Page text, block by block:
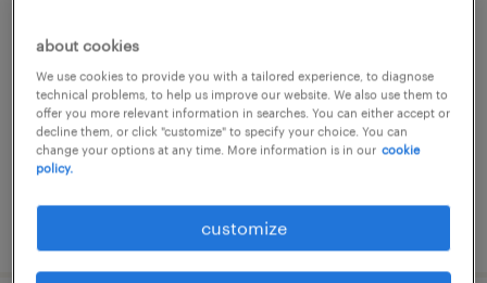
宮城県岩沼市, 宮城県
temporary
¥1200.00 per hour
about cookies
We use cookies to provide you with a tailored experience, to diagnose
technical problems, to help us improve our website. We also use them to
offer you more relevant information in searches. You can either accept or
decline them, or click "customize" to specify your choice. You can
change your options at any time. More information is in our cookie
policy.
customize